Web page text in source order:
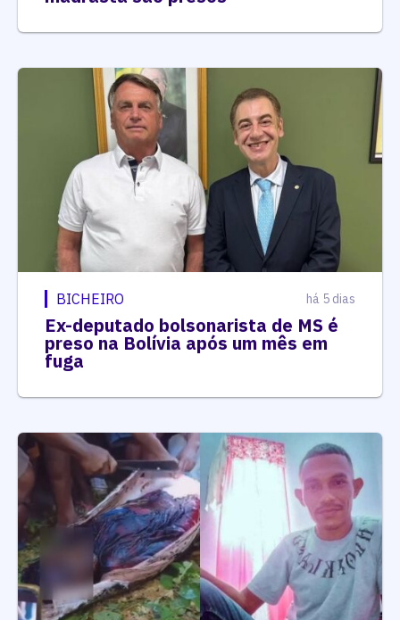
BICHEIRO há 5 dias
Ex-deputado bolsonarista de MS é
preso na Bolívia após um mês em
fuga